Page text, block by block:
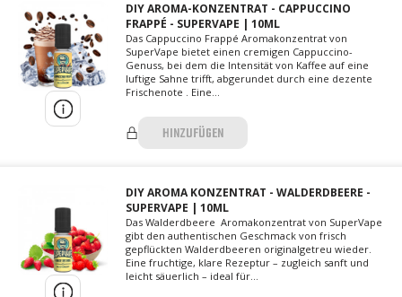
DIY AROMA-KONZENTRAT - CAPPUCCINO
FRAPPÉ - SUPERVAPE | 10ML
Das Cappuccino Frappé Aromakonzentrat von
SuperVape bietet einen cremigen Cappuccino-
Genuss, bei dem die Intensität von Kaffee auf eine
luftige Sahne trifft, abgerundet durch eine dezente
Frischenote . Eine...
HINZUFÜGEN
DIY AROMA KONZENTRAT - WALDERDBEERE -
SUPERVAPE | 10ML
Das Walderdbeere Aromakonzentrat von SuperVape
gibt den authentischen Geschmack von frisch
gepflückten Walderdbeeren originalgetreu wieder.
Eine fruchtige, klare Rezeptur – zugleich sanft und
leicht säuerlich – ideal für...